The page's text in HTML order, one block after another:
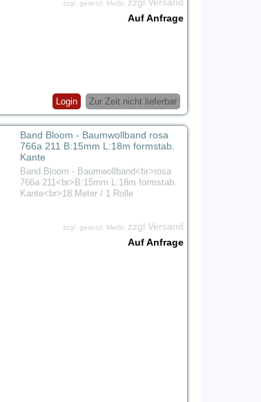
zzgl. gesetzl. MwSt. zzgl.Versand
Auf Anfrage
Zur Zeit nicht lieferbar
Login
Band Bloom - Baumwollband rosa
766a 211 B:15mm L:18m formstab.
Kante
Band Bloom - Baumwollband<br>rosa
766a 211<br>B:15mm L:18m formstab.
Kante<br>18 Meter / 1 Rolle
zzgl. gesetzl. MwSt.
zzgl.Versand
Auf Anfrage